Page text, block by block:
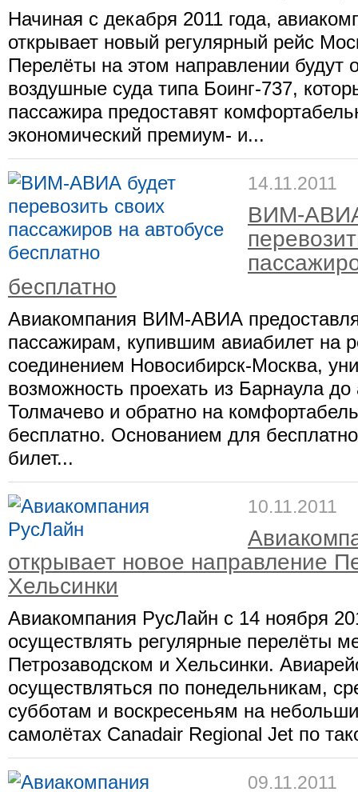
Начиная с декабря 2011 года,
открывает новый регулярный рейс
Перелёты на этом направлении будут
воздушные суда типа Боинг-737,
пассажира предоставят
экономический премиум- и...
14.11.2011
ВИМ-
бесплатно
Авиакомпания ВИМ-АВИА
пассажирам, купившим авиабилет на
соединением Новосибирск-Москва,
возможность проехать из Барнаула до
Толмачево и обратно на
бесплатно. Основанием для
билет...
10.11.2011
открывает новое направление
Хельсинки
Авиакомпания РусЛайн с 14 ноября
осуществлять регулярные перелёты
Петрозаводском и Хельсинки.
осуществляться по понедельникам,
субботам и воскресеньям на
самолётах Canadair Regional Jet по
09.11.2011